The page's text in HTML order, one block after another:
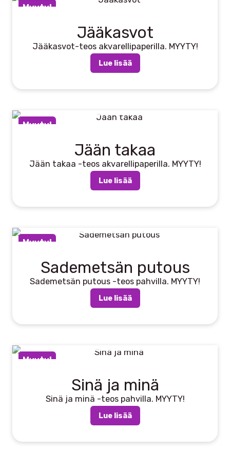
Myyty!
Jääkasvot
Jääkasvot-teos akvarellipaperilla. MYYTY!
Lue lisää
Myyty!
Jään takaa
Jään takaa -teos akvarellipaperilla. MYYTY!
Lue lisää
Myyty!
Sademetsän putous
Sademetsän putous -teos pahvilla. MYYTY!
Lue lisää
Myyty!
Sinä ja minä
Sinä ja minä -teos pahvilla. MYYTY!
Lue lisää